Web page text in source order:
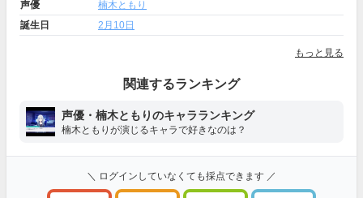
声優
楠木ともり
誕生日
2月10日
もっと見る
関連するランキング
声優・楠木ともりのキャラランキング
楠木ともりが演じるキャラで好きなのは？
＼ ログインしていなくても採点できます ／